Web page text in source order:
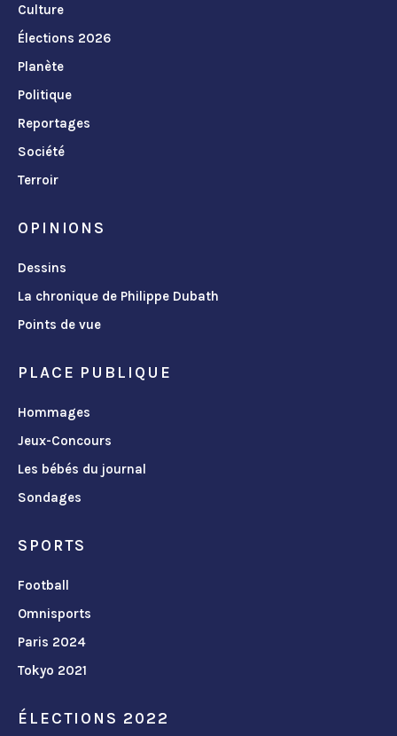
Culture
Élections 2026
Planète
Politique
Reportages
Société
Terroir
OPINIONS
Dessins
La chronique de Philippe Dubath
Points de vue
PLACE PUBLIQUE
Hommages
Jeux-Concours
Les bébés du journal
Sondages
SPORTS
Football
Omnisports
Paris 2024
Tokyo 2021
ÉLECTIONS 2022